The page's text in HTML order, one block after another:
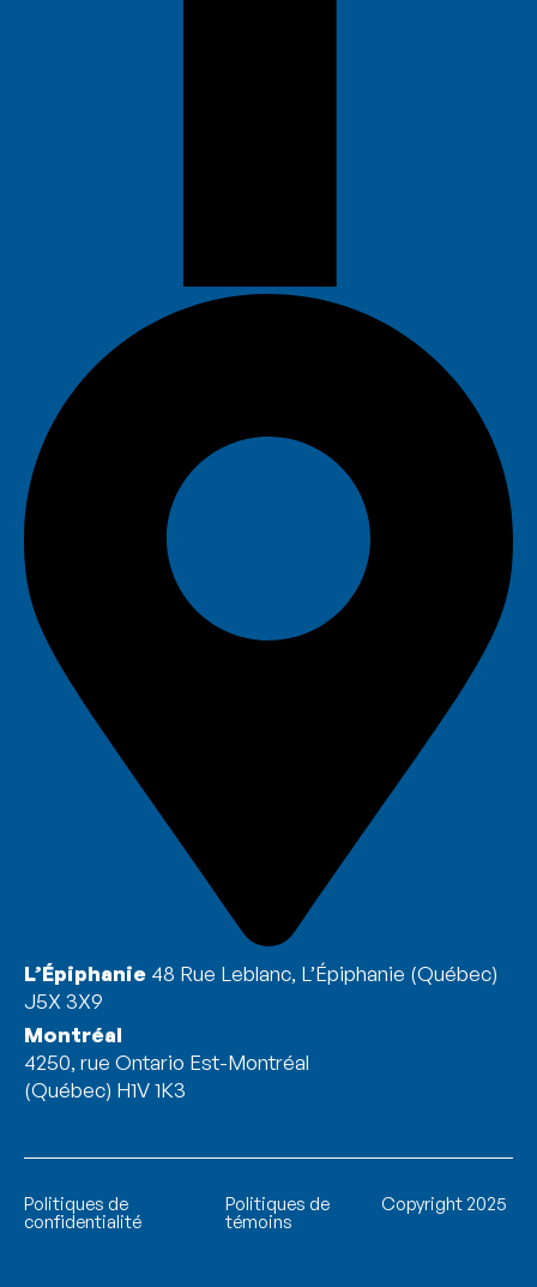
L’Épiphanie 48 Rue Leblanc, L’Épiphanie (Québec)
J5X 3X9
Montréal
4250, rue Ontario Est-Montréal
(Québec) H1V 1K3
Politiques de
confidentialité
Politiques de
témoins
Copyright 2025